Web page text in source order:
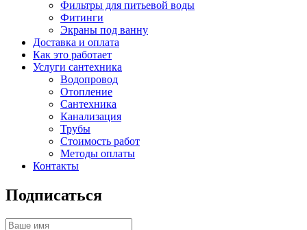
Фильтры для питьевой воды
Фитинги
Экраны под ванну
Доставка и оплата
Как это работает
Услуги сантехника
Водопровод
Отопление
Сантехника
Канализация
Трубы
Стоимость работ
Методы оплаты
Контакты
Подписаться